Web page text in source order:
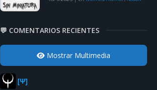
💬 COMENTARIOS RECIENTES
Mostrar Multimedia
[Ψ]